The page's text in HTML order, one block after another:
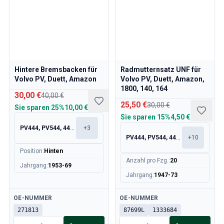
Volvo 140/164 InnenausstattungsErsatzteile
Volvo 140/164 Getriebe/Hinterradaufhängung
Volvo 140/164 Räder/Nabenkappen
Volvo 240/260 Ersatzteile
Volvo 240/260 Bremsanlage
Volvo 240/260 Kraftstoff-/Auspuffanlage
Volvo 240/260 Elektrische Ausrüstung
Volvo 240/260 Vorderradaufhängung
Volvo 240/260 MotorenErsatzteile
Volvo 240/260 KarosserieErsatzteile
Volvo 240/260 Heizung/Frischluft
Hintere Bremsbacken für
Volvo PV, Duett, Amazon
30,00 €40,00 €
Sie sparen 25%10,00 €
PV444, PV544, 445, 210 +3
Position: Hinten
Jahrgang:1953-69
Verfügbar
OE-NUMMER
271813
Radmutternsatz UNF für
Volvo PV, Duett, Amazon,
1800, 140, 164
25,50 €30,00 €
Sie sparen 15%4,50 €
PV444, PV544, 445, 210 +10
Anzahl pro Fzg.:20
Jahrgang:1947-73
Verfügbar
OE-NUMMER
87699L
1333684